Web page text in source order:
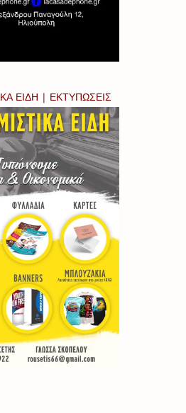
ΕΙΔΗ | ΕΚΤΥΠΩΣΕΙΣ